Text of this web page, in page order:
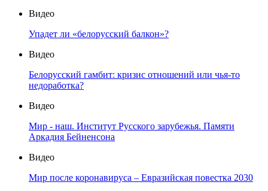
Видео
Упадет ли «белорусский балкон»?
Видео
Белорусский гамбит: кризис отношений или чья-то
недоработка?
Видео
Мир - наш. Институт Русского зарубежья. Памяти
Аркадия Бейненсона
Видео
Мир после коронавируса – Евразийская повестка 2030